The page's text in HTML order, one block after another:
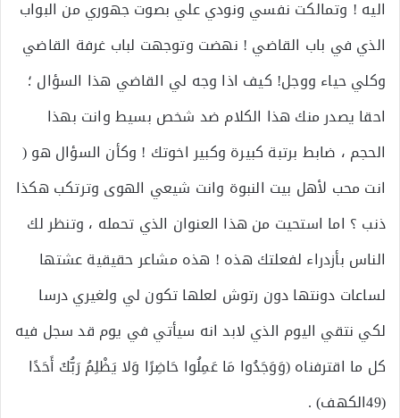
اليه ! وتمالكت نفسي ونودي علي بصوت جهوري من البواب
الذي في باب القاضي ! نهضت وتوجهت لباب غرفة القاضي
وكلي حياء ووجل! كيف اذا وجه لي القاضي هذا السؤال ؛
احقا يصدر منك هذا الكلام ضد شخص بسيط وانت بهذا
الحجم ، ضابط برتبة كبيرة وكبير اخوتك ! وكأن السؤال هو (
انت محب لأهل بيت النبوة وانت شيعي الهوى وترتكب هكذا
ذنب ؟ اما استحيت من هذا العنوان الذي تحمله ، وتنظر لك
الناس بأزدراء لفعلتك هذه ! هذه مشاعر حقيقية عشتها
لساعات دونتها دون رتوش لعلها تكون لي ولغيري درسا
لكي نتقي اليوم الذي لابد انه سيأتي في يوم قد سجل فيه
كل ما اقترفناه (وَوَجَدُوا مَا عَمِلُوا حَاضِرًا وَلا يَظْلِمُ رَبُّكَ أَحَدًا
(49الكهف) .